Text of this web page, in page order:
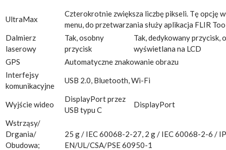
UltraMax
Czterokrotnie zwiększa liczbę pikseli. Tę opcję
menu, do przetwarzania służy aplikacja FLIR
Dalmierz
laserowy
Tak, osobny
przycisk
Tak, dedykowany przycisk,
wyświetlana na LCD
GPS
Automatyczne znakowanie obrazu
Interfejsy
komunikacyjne
USB 2.0, Bluetooth, Wi-Fi
Wyjście wideo
DisplayPort przez
USB typu C
DisplayPort
Wstrząsy/
Drgania/
Obudowa;
25 g / IEC 60068-2-27, 2 g / IEC 60068-2-6 /
EN/UL/CSA/PSE 60950-1